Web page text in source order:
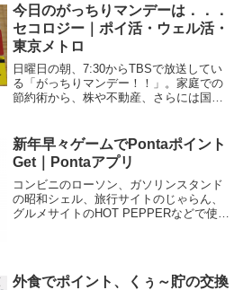
今日のがっちりマンデーは．．．
セコロジー｜ポイ活・ウェル活・
東京メトロ
日曜日の朝、7:30からTBSで放送してい
る「がっちりマンデー！！」。家庭での
節約術から、株や不動産、さらには国家
ー番組！？なるほど！って思わせる、仕
事に役立つ情報、満...
新年早々ゲームでPontaポイント
Get｜Pontaアプリ
コンビニのローソン、ガソリンスタンド
の昭和シェル、旅行サイトのじゃらん、
グルメサイトのHOT PEPPERなどで使え
外食でポイント、くぅ～貯の交換